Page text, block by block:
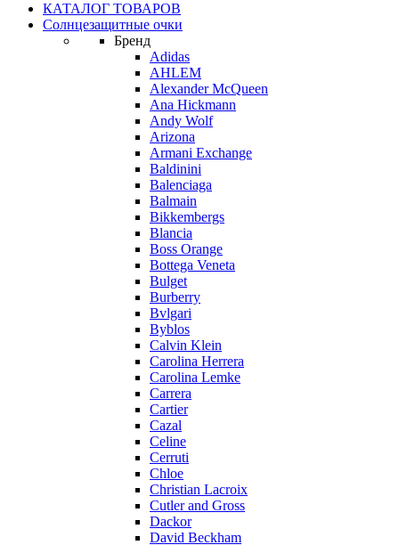
КАТАЛОГ ТОВАРОВ
Солнцезащитные очки
Бренд
Adidas
AHLEM
Alexander McQueen
Ana Hickmann
Andy Wolf
Arizona
Armani Exchange
Baldinini
Balenciaga
Balmain
Bikkembergs
Blancia
Boss Orange
Bottega Veneta
Bulget
Burberry
Bvlgari
Byblos
Calvin Klein
Carolina Herrera
Carolina Lemke
Carrera
Cartier
Cazal
Celine
Cerruti
Chloe
Christian Lacroix
Cutler and Gross
Dackor
David Beckham